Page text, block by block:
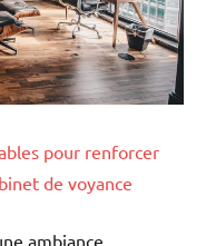
pour renforcer
de voyance
ambiance